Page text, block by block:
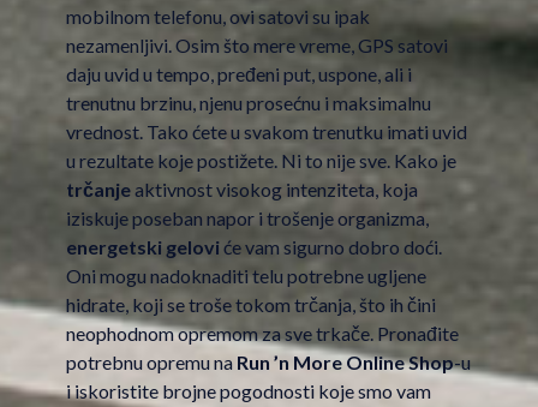
mobilnom telefonu, ovi satovi su ipak
nezamenljivi. Osim što mere vreme, GPS satovi
daju uvid u tempo, pređeni put, uspone, ali i
trenutnu brzinu, njenu prosećnu i maksimalnu
vrednost. Tako ćete u svakom trenutku imati uvid
u rezultate koje postižete. Ni to nije sve. Kako je
trčanjeaktivnost visokog intenziteta, koja
iziskuje poseban napor i trošenje organizma,
energetski gelovi će vam sigurno dobro doći.
Oni mogu nadoknaditi telu potrebne ugljene
hidrate, koji se troše tokom trčanja, što ih čini
neophodnom opremom za sve trkače. Pronađite
potrebnu opremu na Run ’n More Online Shop-u
i iskoristite brojne pogodnosti koje smo vam